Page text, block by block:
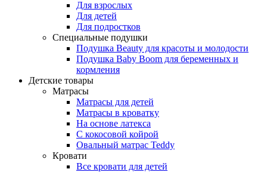
Для взрослых
Для детей
Для подростков
Специальные подушки
Подушка Beauty для красоты и молодости
Подушка Baby Boom для беременных и
кормления
Детские товары
Матрасы
Матрасы для детей
Матрасы в кроватку
На основе латекса
С кокосовой койрой
Овальный матрас Teddy
Кровати
Все кровати для детей